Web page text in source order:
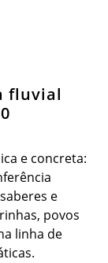
fluvial
e concreta:
e
povos
linha de